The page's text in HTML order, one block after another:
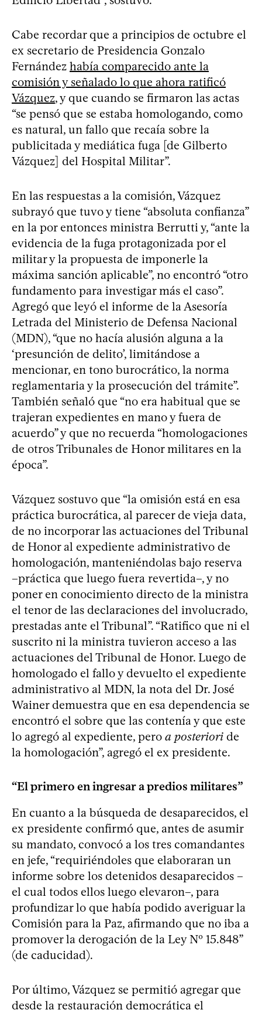
Cabe recordar que a principios de octubre el
ex secretario de Presidencia Gonzalo
Fernández había comparecido ante la
comisión y señalado lo que ahora ratificó
Vázquez, y que cuando se firmaron las actas
“se pensó que se estaba homologando, como
es natural, un fallo que recaía sobre la
publicitada y mediática fuga [de Gilberto
Vázquez] del Hospital Militar”.
En las respuestas a la comisión, Vázquez
subrayó que tuvo y tiene “absoluta confianza”
en la por entonces ministra Berrutti y, “ante la
evidencia de la fuga protagonizada por el
militar y la propuesta de imponerle la
máxima sanción aplicable”, no encontró “otro
fundamento para investigar más el caso”.
Agregó que leyó el informe de la Asesoría
Letrada del Ministerio de Defensa Nacional
(MDN), “que no hacía alusión alguna a la
‘presunción de delito’, limitándose a
mencionar, en tono burocrático, la norma
reglamentaria y la prosecución del trámite”.
También señaló que “no era habitual que se
trajeran expedientes en mano y fuera de
acuerdo” y que no recuerda “homologaciones
de otros Tribunales de Honor militares en la
época”.
Vázquez sostuvo que “la omisión está en esa
práctica burocrática, al parecer de vieja data,
de no incorporar las actuaciones del Tribunal
de Honor al expediente administrativo de
homologación, manteniéndolas bajo reserva
–práctica que luego fuera revertida–, y no
poner en conocimiento directo de la ministra
el tenor de las declaraciones del involucrado,
prestadas ante el Tribunal”. “Ratifico que ni el
suscrito ni la ministra tuvieron acceso a las
actuaciones del Tribunal de Honor. Luego de
homologado el fallo y devuelto el expediente
administrativo al MDN, la nota del Dr. José
Wainer demuestra que en esa dependencia se
encontró el sobre que las contenía y que este
lo agregó al expediente, pero a posteriori de
la homologación”, agregó el ex presidente.
“El primero en ingresar a predios militares”
En cuanto a la búsqueda de desaparecidos, el
ex presidente confirmó que, antes de asumir
su mandato, convocó a los tres comandantes
en jefe, “requiriéndoles que elaboraran un
informe sobre los detenidos desaparecidos –
el cual todos ellos luego elevaron–, para
profundizar lo que había podido averiguar la
Comisión para la Paz, afirmando que no iba a
promover la derogación de la Ley Nº 15.848”
(de caducidad).
Por último, Vázquez se permitió agregar que
desde la restauración democrática el